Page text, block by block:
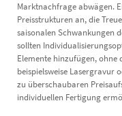
Marktnachfrage abwägen.
Preisstrukturen an, die
saisonalen Schwankungen
sollten
Elemente hinzufügen, ohne
beispielsweise Lasergravur
zu überschaubaren
individuellen Fertigung